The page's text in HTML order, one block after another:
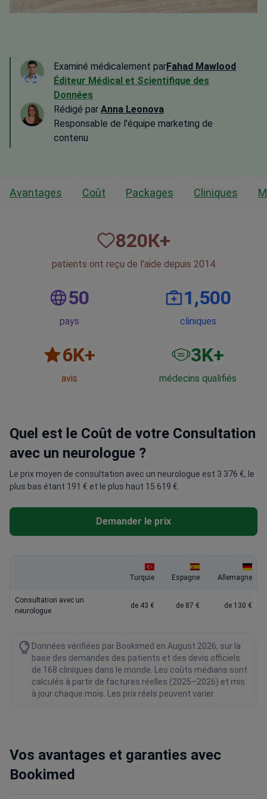
Examiné médicalement parFahad Mawlood
Éditeur Médical et Scientifique des
Données
Rédigé par Anna Leonova
Responsable de l'équipe marketing de
contenu
Avantages Coût Packages Cliniques
820К+
patients ont reçu de l'aide depuis 2014
50
pays
1,500
cliniques
6K+
avis
3K+
médecins qualifiés
Quel est le Coût de votre Consultation
avec un neurologue ?
Le prix moyen de consultation avec un neurologue est 3 376 €, le
plus bas étant 191 € et le plus haut 15 619 €.
Demander le prix
Turquie Espagne Allemagne
Consultation avec un
neurologue
de 43 € de 87 € de 130 €
Données vérifiées par Bookimed en August 2026, sur la
base des demandes des patients et des devis officiels
de 168 cliniques dans le monde. Les coûts médians sont
calculés à partir de factures réelles (2025–2026) et mis
à jour chaque mois. Les prix réels peuvent varier.
Vos avantages et garanties avec
Bookimed